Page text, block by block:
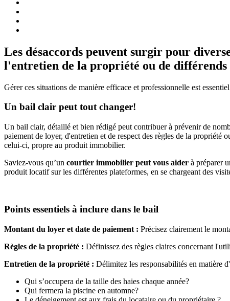
Les désaccords peuvent surgir pour
l'entretien de la propriété ou de
Gérer ces situations de manière efficace et professionnelle est
Un bail clair peut tout changer!
Un bail clair, détaillé et bien rédigé peut contribuer à prévenir de
paiement de loyer, d'entretien et de respect des règles de la
celui-ci, propre au produit immobilier.
Saviez-vous qu’un courtier immobilier peut vous aider à préparer
produit locatif sur les différentes plateformes, en se chargeant des
Points essentiels à inclure dans le bail
Montant du loyer et date de paiement : Précisez clairement le
Règles de la propriété : Définissez des règles claires concernant
Entretien de la propriété : Délimitez les responsabilités en matière
Qui s’occupera de la taille des haies chaque année?
Qui fermera la piscine en automne?